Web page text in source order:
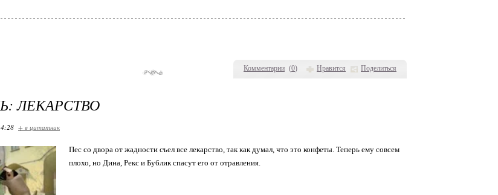
Комментарии (0) Нравится Поделиться
ЛЕКАРСТВО
+ в цитатник
Пес со двора от жадности съел все лекарство, так как думал, что это конфеты. Теперь ему совсем
плохо, но Дина, Рекс и Бублик спасут его от отравления.